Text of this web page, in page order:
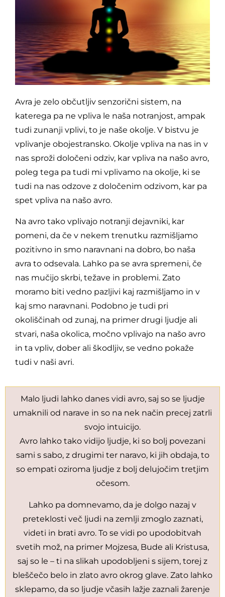
Avra je zelo občutljiv senzorični sistem, na
katerega pa ne vpliva le naša notranjost, ampak
tudi zunanji vplivi, to je naše okolje. V bistvu je
vplivanje obojestransko. Okolje vpliva na nas in v
nas sproži določeni odziv, kar vpliva na našo avro,
poleg tega pa tudi mi vplivamo na okolje, ki se
tudi na nas odzove z določenim odzivom, kar pa
spet vpliva na našo avro.
Na avro tako vplivajo notranji dejavniki, kar
pomeni, da če v nekem trenutku razmišljamo
pozitivno in smo naravnani na dobro, bo naša
avra to odsevala. Lahko pa se avra spremeni, če
nas mučijo skrbi, težave in problemi. Zato
moramo biti vedno pazljivi kaj razmišljamo in v
kaj smo naravnani. Podobno je tudi pri
okoliščinah od zunaj, na primer drugi ljudje ali
stvari, naša okolica, močno vplivajo na našo avro
in ta vpliv, dober ali škodljiv, se vedno pokaže
tudi v naši avri.
Malo ljudi lahko danes vidi avro, saj so se ljudje
umaknili od narave in so na nek način precej zatrli
svojo intuicijo.
Avro lahko tako vidijo ljudje, ki so bolj povezani
sami s sabo, z drugimi ter naravo, ki jih obdaja, to
so empati oziroma ljudje z bolj delujočim tretjim
očesom.
Lahko pa domnevamo, da je dolgo nazaj v
preteklosti več ljudi na zemlji zmoglo zaznati,
videti in brati avro. To se vidi po upodobitvah
svetih mož, na primer Mojzesa, Bude ali Kristusa,
saj so le – ti na slikah upodobljeni s sijem, torej z
bleščečo belo in zlato avro okrog glave. Zato lahko
sklepamo, da so ljudje včasih lažje zaznali žarenje